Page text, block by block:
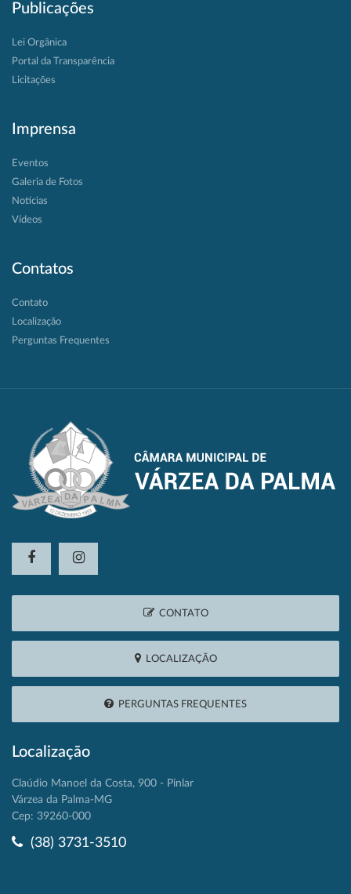
Publicações
Lei Orgânica
Portal da Transparência
Licitações
Imprensa
Eventos
Galeria de Fotos
Notícias
Vídeos
Contatos
Contato
Localização
Perguntas Frequentes
CONTATO
LOCALIZAÇÃO
PERGUNTAS FREQUENTES
Localização
Claúdio Manoel da Costa, 900 - Pinlar
Várzea da Palma-MG
Cep: 39260-000
(38) 3731-3510